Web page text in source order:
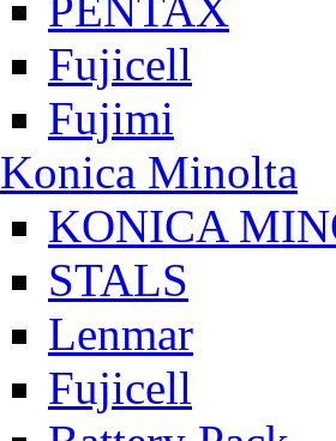
PENTAX
Fujicell
Fujimi
Konica Minolta
KONICA
STALS
Lenmar
Fujicell